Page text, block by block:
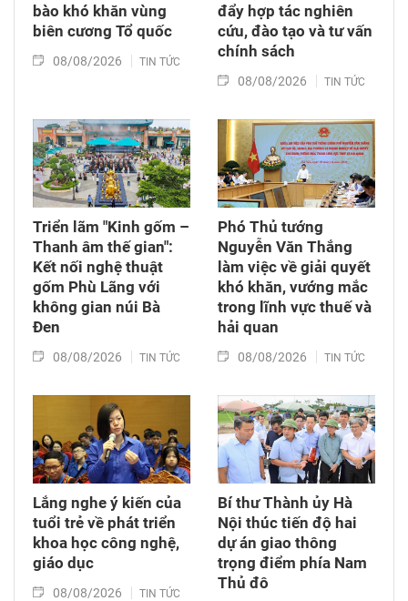
bào khó khăn vùng
biên cương Tổ quốc
08/08/2026 TIN TỨC
đẩy hợp tác nghiên
cứu, đào tạo và tư vấn
chính sách
08/08/2026 TIN TỨC
Triển lãm "Kinh gốm –
Thanh âm thế gian":
Kết nối nghệ thuật
gốm Phù Lãng với
không gian núi Bà
Đen
08/08/2026 TIN TỨC
Phó Thủ tướng
Nguyễn Văn Thắng
làm việc về giải quyết
khó khăn, vướng mắc
trong lĩnh vực thuế và
hải quan
08/08/2026 TIN TỨC
Lắng nghe ý kiến của
tuổi trẻ về phát triển
khoa học công nghệ,
giáo dục
08/08/2026 TIN TỨC
Bí thư Thành ủy Hà
Nội thúc tiến độ hai
dự án giao thông
trọng điểm phía Nam
Thủ đô